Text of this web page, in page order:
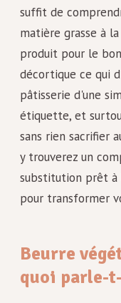
suffit de
matière grasse à
produit pour le
décortique ce qui
pâtisserie d'une
étiquette, et
sans rien sacrifier
y trouverez un
substitution prêt à
pour transformer
Beurre
quoi parle-